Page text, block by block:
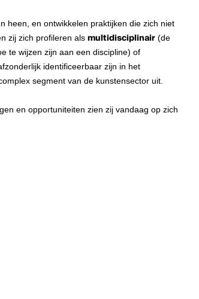
heen, en ontwikkelen praktijken die zich niet
zij zich profileren als multidisciplinair (de
te wijzen zijn aan een discipline) of
identificeerbaar zijn in het
segment van de kunstensector uit.
en opportuniteiten zien zij vandaag op zich